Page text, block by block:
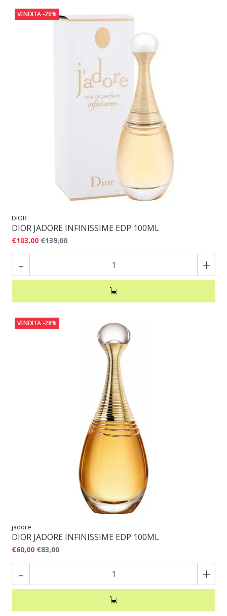
VENDITA -26%
DIOR
DIOR JADORE INFINISSIME EDP 100ML
€103,00 €139,00
- +
VENDITA -28%
jadore
DIOR JADORE INFINISSIME EDP 100ML
€60,00 €83,00
- +